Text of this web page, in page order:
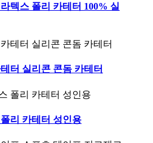
텍스 폴리 카테터 100% 실
터 실리콘 콘돔 카테터
리 카테터 성인용